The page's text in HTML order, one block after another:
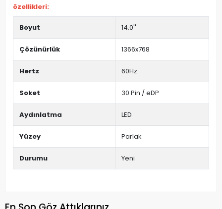
özellikleri:
Boyut 14.0''
Çözünürlük 1366x768
Hertz 60Hz
Soket 30 Pin / eDP
Aydınlatma LED
Yüzey Parlak
Durumu Yeni